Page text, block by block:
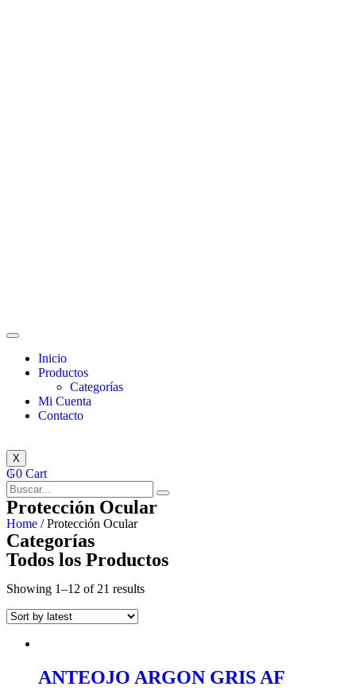
Inicio
Productos
Categorías
Mi Cuenta
Contacto
X
₲0 Cart
Protección Ocular
Home / Protección Ocular
Categorías
Todos los Productos
Showing 1–12 of 21 results
ANTEOJO ARGON GRIS AF